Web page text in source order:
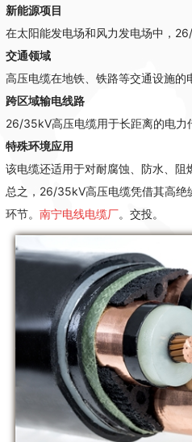
新能源项目
在太阳能发电场和风力发电场中，
交通领域
高压电缆在地铁、铁路等交通设施
跨区域输电线路
26/35kV高压电缆用于长距离的电力
特殊环境应用
该电缆还适用于对耐腐蚀、防水、
总之，26/35kV高压电缆凭借其高绝
环节。 南宁电线电缆厂。交投。